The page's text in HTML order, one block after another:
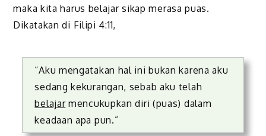
maka kita harus belajar sikap merasa puas.
Dikatakan di Filipi 4:11,
“Aku mengatakan hal ini bukan karena aku
sedang kekurangan, sebab aku telah
belajarmencukupkan diri (puas) dalam
keadaan apa pun.”